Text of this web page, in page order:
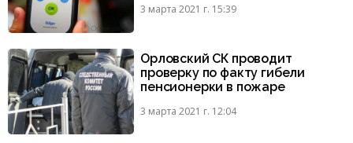
3 марта 2021 г. 15:39
Орловский СК проводит
проверку по факту гибели
пенсионерки в пожаре
3 марта 2021 г. 12:04